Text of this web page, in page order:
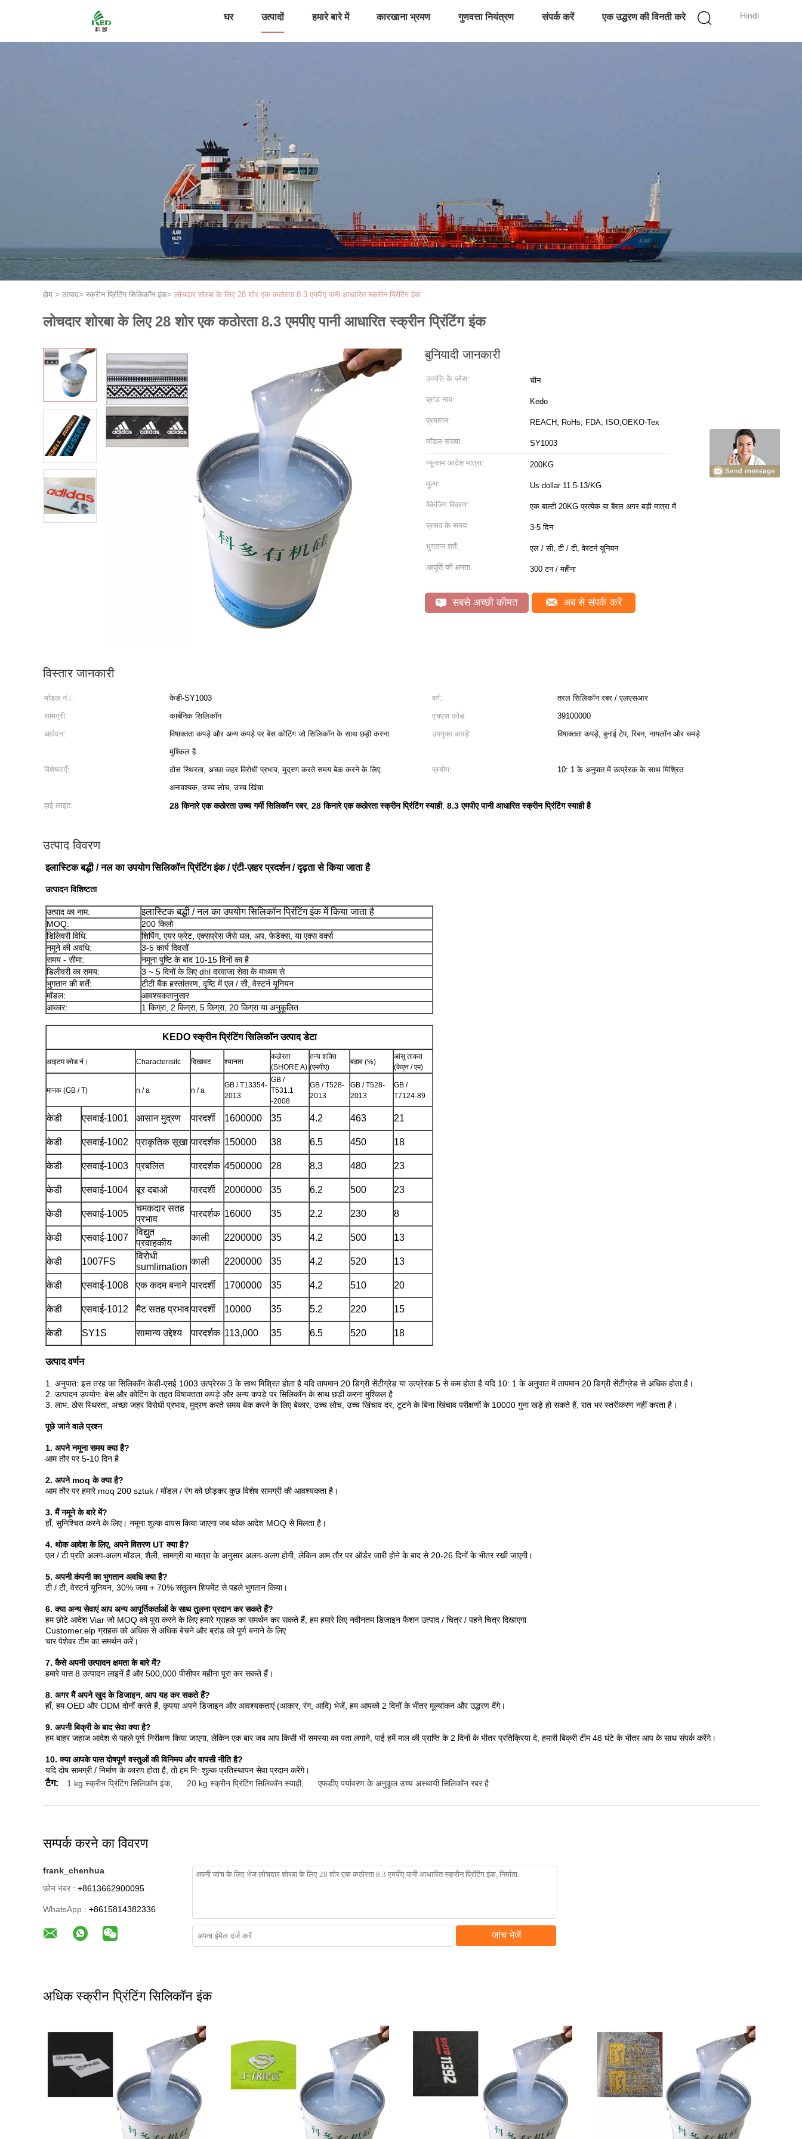
Hindi
घर उत्पादों हमारे बारे में कारखाना भ्रमण गुणवत्ता नियंत्रण संपर्क करें एक उद्धरण की विनती करे
होम > उत्पाद> स्क्रीन प्रिंटिंग सिलिकॉन इंक> लोचदार शोरबा के लिए 28 शोर एक कठोरता 8.3 एमपीए पानी आधारित स्क्रीन प्रिंटिंग इंक
लोचदार शोरबा के लिए 28 शोर एक कठोरता 8.3 एमपीए पानी आधारित स्क्रीन प्रिंटिंग इंक
बुनियादी जानकारी
उत्पत्ति के प्लेस: चीन
ब्रांड नाम: Kedo
प्रमाणन: REACH; RoHs; FDA; ISO;OEKO-Tex
मॉडल संख्या: SY1003
न्यूनतम आदेश मात्रा: 200KG
मूल्य: Us dollar 11.5-13/KG
पैकेजिंग विवरण: एक बाल्टी 20KG प्रत्येक या बैरल अगर बड़ी मात्रा में
प्रसव के समय: 3-5 दिन
भुगतान शर्तें: एल / सी, टी / टी, वेस्टर्न यूनियन
आपूर्ति की क्षमता: 300 टन / महीना
सबसे अच्छी कीमत अब से संपर्क करें
विस्तार जानकारी
मॉडल नं।: केडी-SY1003 वर्ग:
तरल सिलिकॉन रबर / एलएसआर
सामग्री:
कार्बनिक सिलिकॉन एचएस कोड:
39100000
आवेदन:
विषाक्तता कपड़े और अन्य कपड़े पर बेस कोटिंग जो सिलिकॉन के साथ छड़ी करना
मुश्किल है
उपयुक्त कपड़े: विषाक्तता कपड़े, बुनाई टेप, रिबन, नायलॉन और चमड़े
विशेषताएँ:
ठोस स्थिरता, अच्छा जहर विरोधी प्रभाव, मुद्रण करते समय बेक करने के लिए
अनावश्यक, उच्च लोच, उच्च खिंचा
प्रयोग: 10: 1 के अनुपात में उत्प्रेरक के साथ मिश्रित
हाई लाइट: 28 किनारे एक कठोरता उच्च गर्मी सिलिकॉन रबर, 28 किनारे एक कठोरता स्क्रीन प्रिंटिंग स्याही, 8.3 एमपीए पानी आधारित स्क्रीन प्रिंटिंग स्याही है
उत्पाद विवरण
इलास्टिक बद्धी / नल का उपयोग सिलिकॉन प्रिंटिंग इंक / एंटी-ज़हर प्रदर्शन / दृढ़ता से किया जाता है
उत्पादन विशिष्टता
उत्पाद का नाम: इलास्टिक बद्धी / नल का उपयोग सिलिकॉन प्रिंटिंग इंक में किया जाता है
MOQ:
200 किलो
डिलिवरी विधि:
शिपिंग, एयर फ्रेट, एक्सप्रेस जैसे धल, अप, फेडेक्स, या एक्स वर्क्स
नमूने की अवधि:
3-5 कार्य दिवसों
समय - सीमा:
नमूना पुष्टि के बाद 10-15 दिनों का है
डिलीवरी का समय:
3 ~ 5 दिनों के लिए dhl दरवाजा सेवा के माध्यम से
भुगतान की शर्तें:
टीटी बैंक हस्तांतरण, दृष्टि में एल / सी, वेस्टर्न यूनियन
मॉडल:
आवश्यकतानुसार
आकार:
1 किग्रा, 2 किग्रा, 5 किग्रा, 20 किग्रा या अनुकूलित
KEDO स्क्रीन प्रिंटिंग सिलिकॉन उत्पाद डेटा
आइटम कोड नं। Characterisitc दिखावट श्यानता
कठोरता
(SHORE A)
तन्य शक्ति
(एमपीए)
बढ़ाव (%)
आंसू ताकत
(केएन / एम)
मानक (GB / T) n / a n / a
GB / T13354-
2013
GB /
T531.1
-2008
GB / T528-
2013
GB / T528-
2013
GB /
T7124-89
केडी एसवाई-1001 आसान मुद्रण पारदर्शी 1600000 35 4.2 463 21
केडी एसवाई-1002 प्राकृतिक सूखा पारदर्शक 150000 38 6.5 450 18
केडी एसवाई-1003 प्रबलित पारदर्शक 4500000 28 8.3 480 23
केडी एसवाई-1004 बूर दबाओ पारदर्शी 2000000 35 6.2 500 23
केडी एसवाई-1005
चमकदार सतह
प्रभाव
पारदर्शक 16000 35 2.2 230 8
केडी एसवाई-1007
विद्युत
प्रवाहकीय
काली 2200000 35 4.2 500 13
केडी 1007FS
विरोधी
sumlimation
काली 2200000 35 4.2 520 13
केडी एसवाई-1008 एक कदम बनाने पारदर्शी 1700000 35 4.2 510 20
केडी एसवाई-1012 मैट सतह प्रभावपारदर्शी 10000 35 5.2 220 15
केडी SY1S सामान्य उद्देश्य पारदर्शक 113,000 35 6.5 520 18
उत्पाद वर्णन
1. अनुपात: इस तरह का सिलिकॉन केडी-एसई 1003 उत्प्रेरक 3 के साथ मिश्रित होता है यदि तापमान 20 डिग्री सेंटीग्रेड या उत्प्रेरक 5 से कम होता है यदि 10: 1 के अनुपात में तापमान 20 डिग्री सेंटीग्रेड से अधिक होता है।
2. उत्पादन उपयोग: बेस और कोटिंग के तहत विषाक्तता कपड़े और अन्य कपड़े पर सिलिकॉन के साथ छड़ी करना मुश्किल है
3. लाभ: ठोस स्थिरता, अच्छा जहर विरोधी प्रभाव, मुद्रण करते समय बेक करने के लिए बेकार, उच्च लोच, उच्च खिंचाव दर, टूटने के बिना खिंचाव परीक्षणों के 10000 गुना खड़े हो सकते हैं, रात भर स्तरीकरण नहीं करता है।
पूछे जाने वाले प्रश्न
1. अपने नमूना समय क्या है?
आम तौर पर 5-10 दिन है
2. अपने moq के क्या है?
आम तौर पर हमारे moq 200 sztuk / मॉडल / रंग को छोड़कर कुछ विशेष सामग्री की आवश्यकता है।
3. मैं नमूने के बारे में?
हाँ, सुनिश्चित करने के लिए। नमूना शुल्क वापस किया जाएगा जब थोक आदेश MOQ से मिलता है।
4. थोक आदेश के लिए, अपने वितरण UT क्या है?
एल / टी प्रति अलग-अलग मॉडल, शैली, सामग्री या मात्रा के अनुसार अलग-अलग होगी, लेकिन आम तौर पर ऑर्डर जारी होने के बाद से 20-26 दिनों के भीतर रखी जाएगी।
5. अपनी कंपनी का भुगतान अवधि क्या है?
टी / टी, वेस्टर्न यूनियन, 30% जमा + 70% संतुलन शिपमेंट से पहले भुगतान किया।
6. क्या अन्य सेवाएं आप अन्य आपूर्तिकर्ताओं के साथ तुलना प्रदान कर सकते हैं?
हम छोटे आदेश Viar जो MOQ को पूरा करने के लिए हमारे ग्राहक का समर्थन कर सकते हैं; हम हमारे लिए नवीनतम डिजाइन फैशन उत्पाद / चित्र / पहने चित्र दिखाएगा
Customer.elp ग्राहक को अधिक से अधिक बेचने और ब्रांड को पूर्ण बनाने के लिए
चार पेशेवर टीम का समर्थन करें।
7. कैसे अपनी उत्पादन क्षमता के बारे में?
हमारे पास 8 उत्पादन लाइनें हैं और 500,000 पीसीपर महीना पूरा कर सकते हैं।
8. अगर मैं अपने खुद के डिजाइन, आप यह कर सकते हैं?
हाँ, हम OED और ODM दोनों करते हैं, कृपया अपने डिजाइन और आवश्यकताएं (आकार, रंग, आदि) भेजें, हम आपको 2 दिनों के भीतर मूल्यांकन और उद्धरण देंगे।
9. अपनी बिक्री के बाद सेवा क्या है?
हम बाहर जहाज आदेश से पहले पूर्ण निरीक्षण किया जाएगा, लेकिन एक बार जब आप किसी भी समस्या का पता लगाने, पाई हमें माल की प्राप्ति के 2 दिनों के भीतर प्रतिक्रिया दे, हमारी बिक्री टीम 48 घंटे के भीतर आप के साथ संपर्क करेंगे।
10. क्या आपके पास दोषपूर्ण वस्तुओं की विनिमय और वापसी नीति है?
यदि दोष सामग्री / निर्माण के कारण होता है, तो हम नि: शुल्क प्रतिस्थापन सेवा प्रदान करेंगे।
टैग: 1 kg स्क्रीन प्रिंटिंग सिलिकॉन इंक, 20 kg स्क्रीन प्रिंटिंग सिलिकॉन स्याही, एफडीए पर्यावरण के अनुकूल उच्च अस्थायी सिलिकॉन रबर है
सम्पर्क करने का विवरण
frank_chenhua
फ़ोन नंबर : +8613662900095
WhatsApp : +8615814382336
जांच भेजें
अधिक स्क्रीन प्रिंटिंग सिलिकॉन इंक